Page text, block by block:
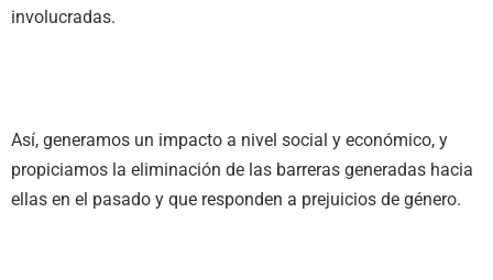
involucradas.
Así, generamos un impacto a nivel social y económico, y
propiciamos la eliminación de las barreras generadas hacia
ellas en el pasado y que responden a prejuicios de género.